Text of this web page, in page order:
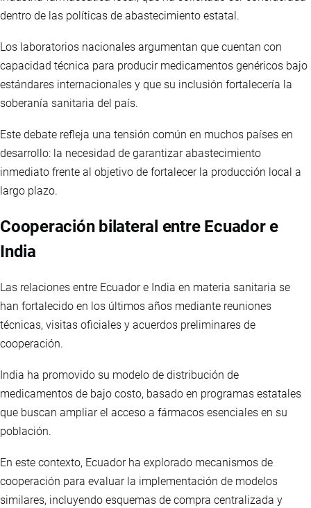
dentro de las políticas de abastecimiento estatal.
Los laboratorios nacionales argumentan que cuentan con
capacidad técnica para producir medicamentos genéricos bajo
estándares internacionales y que su inclusión fortalecería la
soberanía sanitaria del país.
Este debate refleja una tensión común en muchos países en
desarrollo: la necesidad de garantizar abastecimiento
inmediato frente al objetivo de fortalecer la producción local a
largo plazo.
Cooperación bilateral entre Ecuador e
India
Las relaciones entre Ecuador e India en materia sanitaria se
han fortalecido en los últimos años mediante reuniones
técnicas, visitas oficiales y acuerdos preliminares de
cooperación.
India ha promovido su modelo de distribución de
medicamentos de bajo costo, basado en programas estatales
que buscan ampliar el acceso a fármacos esenciales en su
población.
En este contexto, Ecuador ha explorado mecanismos de
cooperación para evaluar la implementación de modelos
similares, incluyendo esquemas de compra centralizada y